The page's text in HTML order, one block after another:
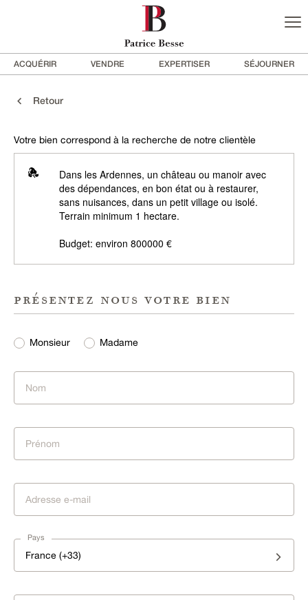
ACQUÉRIR VENDRE EXPERTISER SÉJOURNER
Retour
Votre bien correspond à la recherche de notre clientèle
Dans les Ardennes, un château ou manoir avec
des dépendances, en bon état ou à restaurer,
sans nuisances, dans un petit village ou isolé.
Terrain minimum 1 hectare.
Budget: environ 800000 €
présentez nous votre bien
Monsieur Madame
Pays
France (+33)